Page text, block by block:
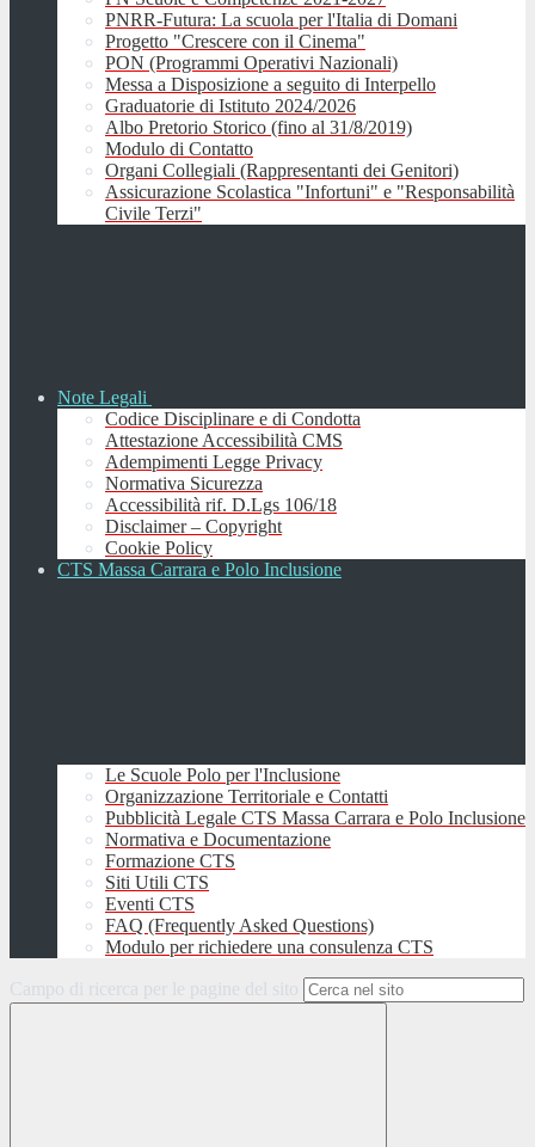
PNRR-Futura: La scuola per l'Italia di Domani
Progetto "Crescere con il Cinema"
PON (Programmi Operativi Nazionali)
Messa a Disposizione a seguito di Interpello
Graduatorie di Istituto 2024/2026
Albo Pretorio Storico (fino al 31/8/2019)
Modulo di Contatto
Organi Collegiali (Rappresentanti dei Genitori)
Assicurazione Scolastica "Infortuni" e "Responsabilità
Civile Terzi"
Note Legali
Codice Disciplinare e di Condotta
Attestazione Accessibilità CMS
Adempimenti Legge Privacy
Normativa Sicurezza
Accessibilità rif. D.Lgs 106/18
Disclaimer – Copyright
Cookie Policy
CTS Massa Carrara e Polo Inclusione
Le Scuole Polo per l'Inclusione
Organizzazione Territoriale e Contatti
Pubblicità Legale CTS Massa Carrara e Polo Inclusione
Normativa e Documentazione
Formazione CTS
Siti Utili CTS
Eventi CTS
FAQ (Frequently Asked Questions)
Modulo per richiedere una consulenza CTS
Campo di ricerca per le pagine del sito